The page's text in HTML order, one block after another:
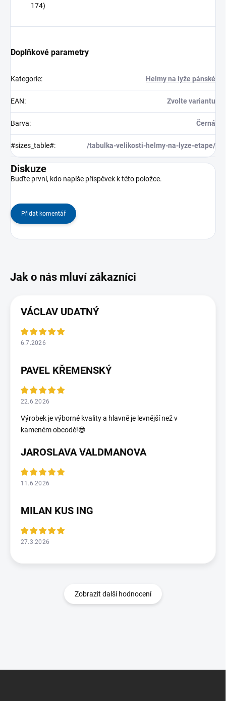
174)
Doplňkové parametry
Kategorie: Helmy na lyže pánské
EAN: Zvolte variantu
Barva: Černá
#sizes_table#: /tabulka-velikosti-helmy-na-lyze-etape/
Diskuze
Buďte první, kdo napíše příspěvek k této položce.
Přidat komentář
VÁCLAV UDATNÝ
6.7.2026
PAVEL KŘEMENSKÝ
22.6.2026
Výrobek je výborné kvality a hlavně je levnější než v
kameném obcodě!😎
JAROSLAVA VALDMANOVA
11.6.2026
MILAN KUS ING
27.3.2026
Zobrazit další hodnocení